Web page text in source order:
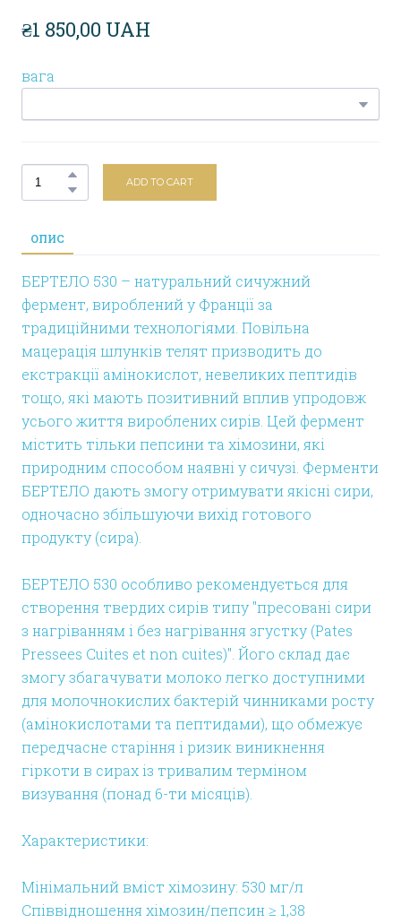
₴1 850,00 UAH
вага
ADD TO CART
ОПИС
БЕРТЕЛО 530 – натуральний сичужний
фермент, вироблений у Франції за
традиційними технологіями. Повільна
мацерація шлунків телят призводить до
екстракції амінокислот, невеликих пептидів
тощо, які мають позитивний вплив упродовж
усього життя вироблених сирів. Цей фермент
містить тільки пепсини та хімозини, які
природним способом наявні у сичузі. Ферменти
БЕРТЕЛО дають змогу отримувати якісні сири,
одночасно збільшуючи вихід готового
продукту (сира).
БЕРТЕЛО 530 особливо рекомендується для
створення твердих сирів типу "пресовані сири
з нагріванням і без нагрівання згустку (Pates
Pressees Cuites et non cuites)". Його склад дає
змогу збагачувати молоко легко доступними
для молочнокислих бактерій чинниками росту
(амінокислотами та пептидами), що обмежує
передчасне старіння і ризик виникнення
гіркоти в сирах із тривалим терміном
визування (понад 6-ти місяців).
Характеристики:
Мінімальний вміст хімозину: 530 мг/л
Співвідношення хімозин/пепсин ≥ 1,38